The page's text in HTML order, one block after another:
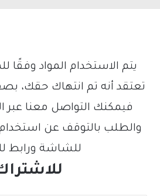
تعتقد أنه تم انتهاك حقك،
والطلب بالتوقف عن
للشاشة ورابط